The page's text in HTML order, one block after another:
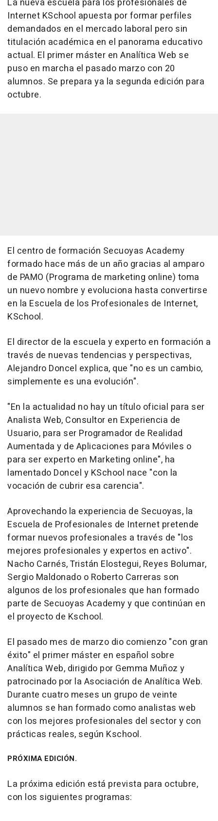
La nueva escuela para los profesionales de
Internet KSchool apuesta por formar perfiles
demandados en el mercado laboral pero sin
titulación académica en el panorama educativo
actual. El primer máster en Analítica Web se
puso en marcha el pasado marzo con 20
alumnos. Se prepara ya la segunda edición para
octubre.
El centro de formación Secuoyas Academy
formado hace más de un año gracias al amparo
de PAMO (Programa de marketing online) toma
un nuevo nombre y evoluciona hasta convertirse
en la Escuela de los Profesionales de Internet,
KSchool.
El director de la escuela y experto en formación a
través de nuevas tendencias y perspectivas,
Alejandro Doncel explica, que "no es un cambio,
simplemente es una evolución".
"En la actualidad no hay un título oficial para ser
Analista Web, Consultor en Experiencia de
Usuario, para ser Programador de Realidad
Aumentada y de Aplicaciones para Móviles o
para ser experto en Marketing online", ha
lamentado Doncel y KSchool nace "con la
vocación de cubrir esa carencia".
Aprovechando la experiencia de Secuoyas, la
Escuela de Profesionales de Internet pretende
formar nuevos profesionales a través de "los
mejores profesionales y expertos en activo".
Nacho Carnés, Tristán Elostegui, Reyes Bolumar,
Sergio Maldonado o Roberto Carreras son
algunos de los profesionales que han formado
parte de Secuoyas Academy y que continúan en
el proyecto de Kschool.
El pasado mes de marzo dio comienzo "con gran
éxito" el primer máster en español sobre
Analítica Web, dirigido por Gemma Muñoz y
patrocinado por la Asociación de Analítica Web.
Durante cuatro meses un grupo de veinte
alumnos se han formado como analistas web
con los mejores profesionales del sector y con
prácticas reales, según Kschool.
PRÓXIMA EDICIÓN.
La próxima edición está prevista para octubre,
con los siguientes programas: